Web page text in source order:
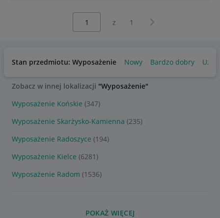
z 1 Następna strona
Stan przedmiotu: Wyposażenie Nowy Bardzo dobry
Zobacz w innej lokalizacji "Wyposażenie"
Wyposażenie Końskie (347)
Wyposażenie Skarżysko-Kamienna (235)
Wyposażenie Radoszyce (194)
Wyposażenie Kielce (6281)
Wyposażenie Radom (1536)
POKAŻ WIĘCEJ